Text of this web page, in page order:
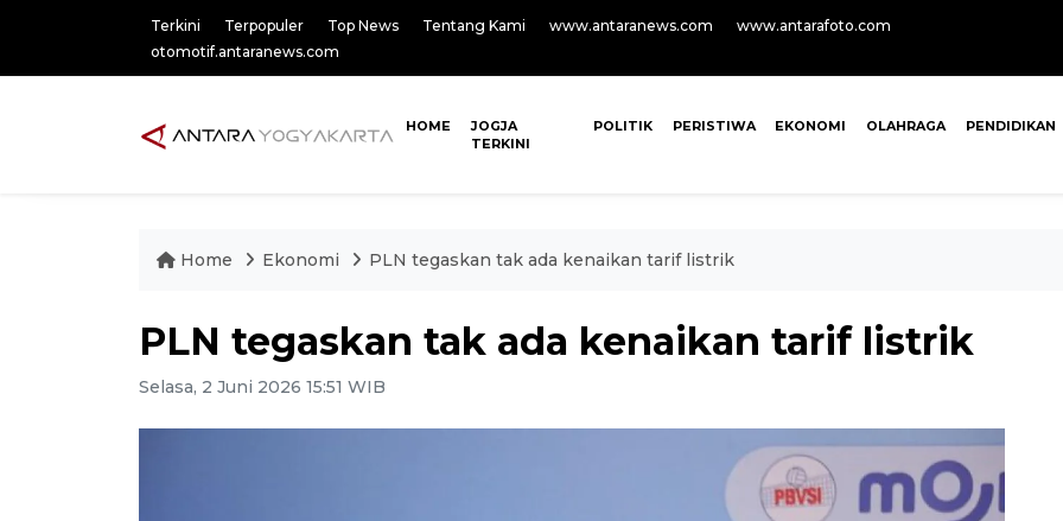
Terkini Terpopuler Top News Tentang Kami www.antaranews.com
www.antarafoto.com
otomotif.antaranews.com
HOME
JOGJA
TERKINI
POLITIK PERISTIWA EKONOMI OLAHRAGA PENDIDIKAN
Home Ekonomi PLN tegaskan tak ada kenaikan tarif listrik
PLN tegaskan tak ada kenaikan tarif listrik
Selasa, 2 Juni 2026 15:51 WIB